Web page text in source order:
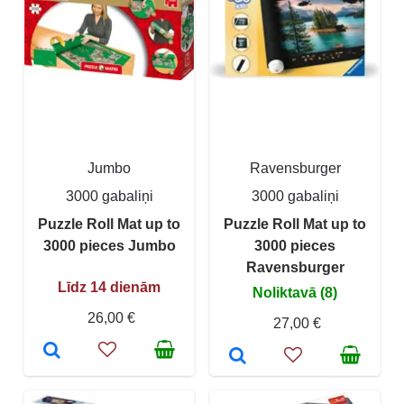
Jumbo
3000 gabaliņi
Puzzle Roll Mat up to
3000 pieces Jumbo
Līdz 14 dienām
26,00 €
Ravensburger
3000 gabaliņi
Puzzle Roll Mat up to
3000 pieces
Ravensburger
Noliktavā (8)
27,00 €